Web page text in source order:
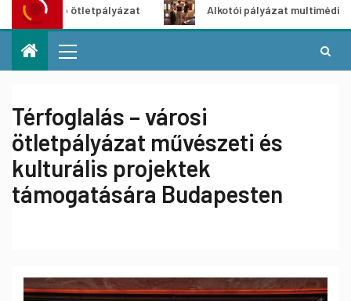
ötletpályázat Alkotói pályázat multimédia-
Térfoglalás – városi
ötletpályázat művészeti és
kulturális projektek
támogatására Budapesten